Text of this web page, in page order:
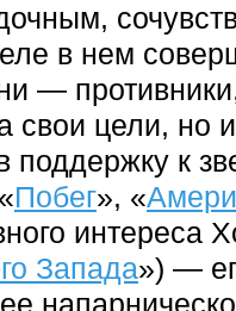
в нем
—
свои цели, но
поддержку к
Побег», «
интереса
Запада») —